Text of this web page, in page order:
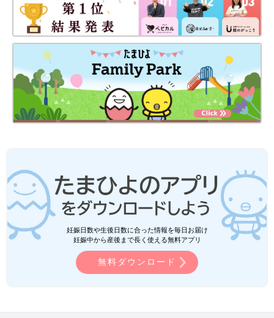
妊娠日数や生後日数に合った情報を毎日お届け
妊娠中から産後まで長く使える無料アプリ
無料ダウンロード